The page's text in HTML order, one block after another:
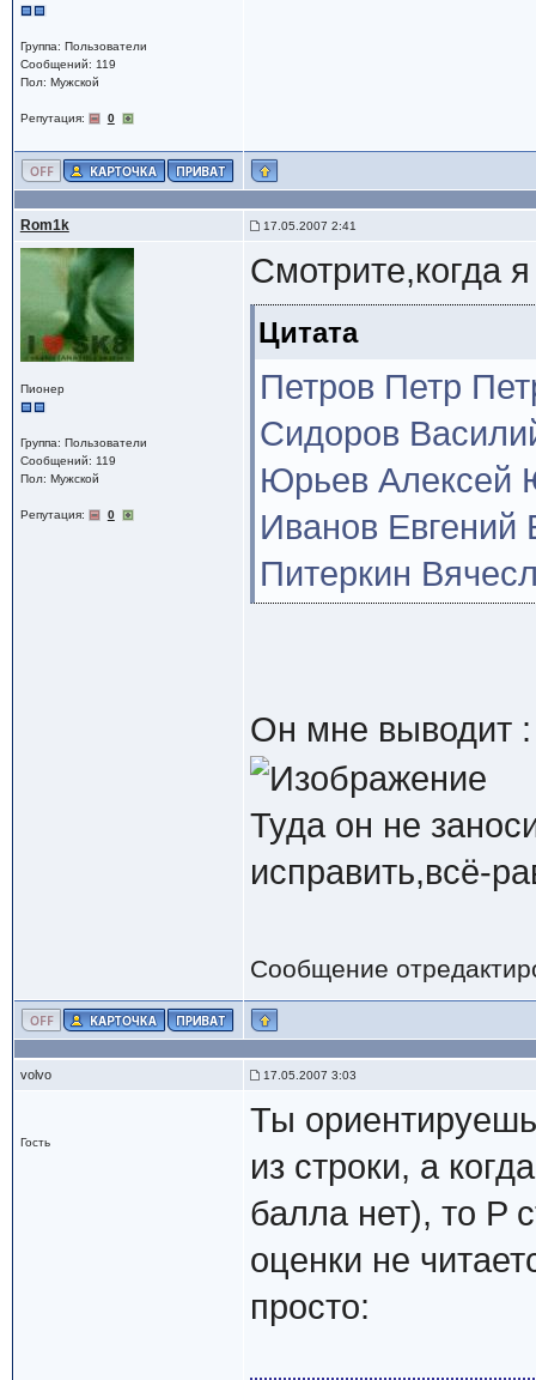
Группа: Пользователи
Сообщений: 119
Пол: Мужской
Репутация: 0
Rom1k 17.05.2007 2:41
Пионер
Группа: Пользователи
Сообщений: 119
Пол: Мужской
Репутация: 0
Смотрите,когда
Цитата
Петров Петр
Сидоров
Юрьев Алексей
Иванов Евгений
Питеркин
Он мне выводит :
Туда он не
исправить,всё-
Сообщение
volvo 17.05.2007 3:03
Гость
Ты
из строки, а
балла нет), то P
оценки не
просто: